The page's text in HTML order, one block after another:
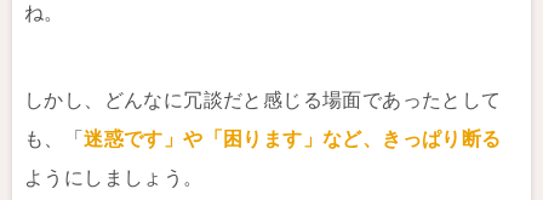
ね。
しかし、どんなに冗談だと感じる場面であったとして
も、「迷惑です」や「困ります」など、きっぱり断る
ようにしましょう。